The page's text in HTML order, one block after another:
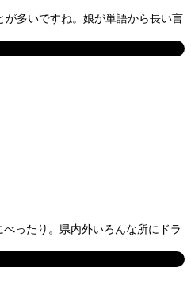
多いですね。娘が単語から長い言
ったり。県内外いろんな所にドラ